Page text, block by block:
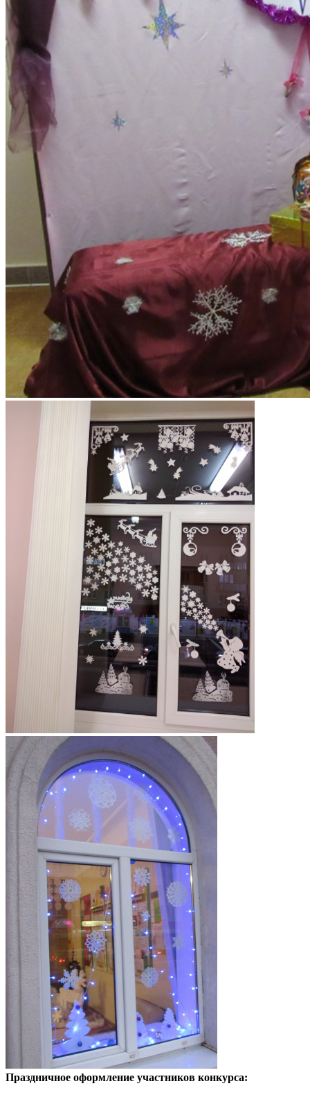
Праздничное оформление участников конкурса: